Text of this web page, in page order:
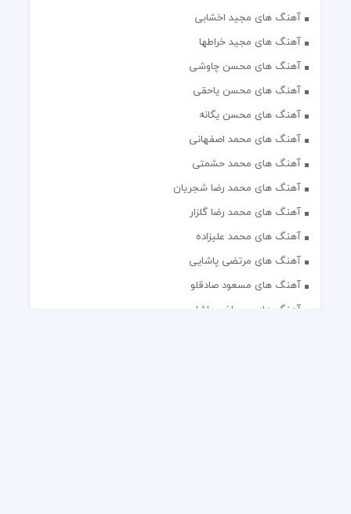
آهنگ های مجید اخشابی
آهنگ های مجید خراطها
آهنگ های محسن چاوشی
آهنگ های محسن یاحقی
آهنگ های محسن یگانه
آهنگ های محمد اصفهانی
آهنگ های محمد حشمتی
آهنگ های محمد رضا شجریان
آهنگ های محمد رضا گلزار
آهنگ های محمد علیزاده
آهنگ های مرتضی پاشایی
آهنگ های مسعود صادقلو
آهنگ های مصطفی پاشایی